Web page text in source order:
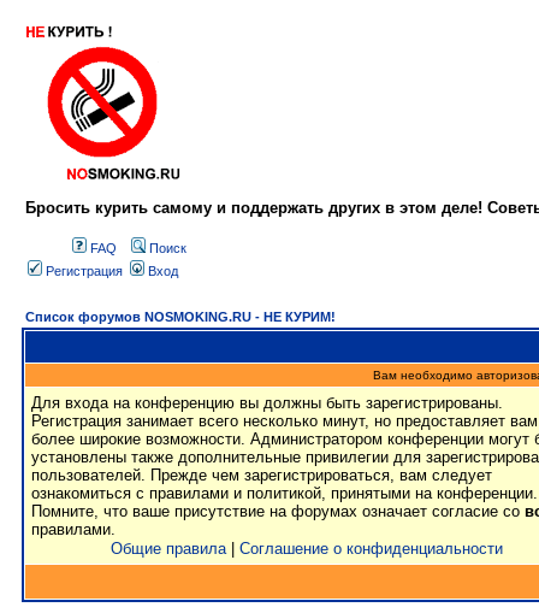
Бросить курить самому и поддержать других в этом деле!
FAQ
Поиск
Регистрация
Вход
Список форумов NOSMOKING.RU - НЕ КУРИМ!
Вам необходимо
Для входа на конференцию вы должны быть зарегистрированы.
Регистрация занимает всего несколько минут, но предоставляет вам
более широкие возможности. Администратором конференции могут
установлены также дополнительные привилегии для
пользователей. Прежде чем зарегистрироваться, вам следует
ознакомиться с правилами и политикой, принятыми на конференции.
Помните, что ваше присутствие на форумах означает согласие со
правилами.
Общие правила| Соглашение о конфиденциальности